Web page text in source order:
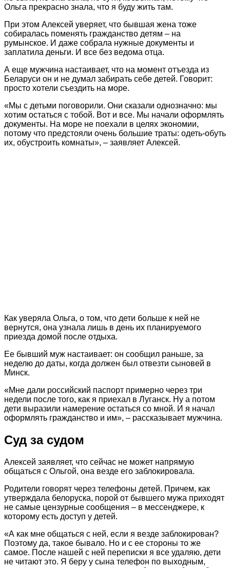
Ольга прекрасно знала, что я буду жить там.
При этом Алексей уверяет, что бывшая жена тоже
собиралась поменять гражданство детям – на
румынское. И даже собрала нужные документы и
заплатила деньги. И все без ведома отца.
А еще мужчина настаивает, что на момент отъезда из
Беларуси он и не думал забирать себе детей. Говорит:
просто хотели съездить на море.
«Мы с детьми поговорили. Они сказали однозначно: мы
хотим остаться с тобой. Вот и все. Мы начали оформлять
документы. На море не поехали в целях экономии,
потому что предстояли очень большие траты: одеть-обуть
их, обустроить комнаты», – заявляет Алексей.
Как уверяла Ольга, о том, что дети больше к ней не
вернутся, она узнала лишь в день их планируемого
приезда домой после отдыха.
Ее бывший муж настаивает: он сообщил раньше, за
неделю до даты, когда должен был отвезти сыновей в
Минск.
«Мне дали российский паспорт примерно через три
недели после того, как я приехал в Луганск. Ну а потом
дети выразили намерение остаться со мной. И я начал
оформлять гражданство и им», – рассказывает мужчина.
Суд за судом
Алексей заявляет, что сейчас не может напрямую
общаться с Ольгой, она везде его заблокировала.
Родители говорят через телефоны детей. Причем, как
утверждала белоруска, порой от бывшего мужа приходят
не самые цензурные сообщения – в мессенджере, к
которому есть доступ у детей.
«А как мне общаться с ней, если я везде заблокирован?
Поэтому да, такое бывало. Но и с ее стороны то же
самое. После нашей с ней переписки я все удаляю, дети
не читают это. Я беру у сына телефон по выходным,